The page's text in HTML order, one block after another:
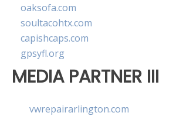
oaksofa.com
soultacohtx.com
capishcaps.com
gpsyfl.org
MEDIA PARTNER III
vwrepairarlington.com